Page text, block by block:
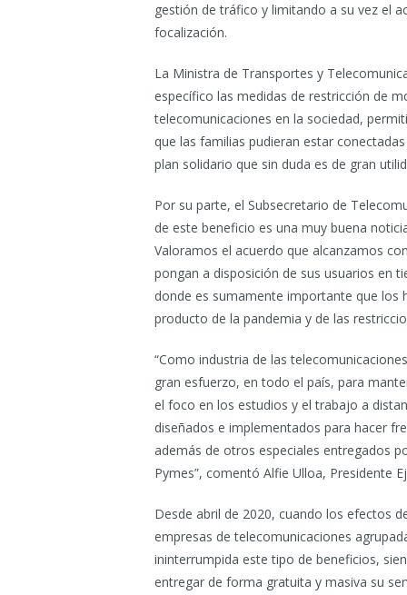
gestión de tráfico y limitando a su vez el
focalización.
La Ministra de Transportes y
específico las medidas de restricción de
telecomunicaciones en la sociedad,
que las familias pudieran estar
plan solidario que sin duda es de gran
Por su parte, el Subsecretario de
de este beneficio es una muy buena
Valoramos el acuerdo que alcanzamos
pongan a disposición de sus usuarios en
donde es sumamente importante que los
producto de la pandemia y de las
“Como industria de las
gran esfuerzo, en todo el país, para
el foco en los estudios y el trabajo a
diseñados e implementados para hacer
además de otros especiales entregados
Pymes”, comentó Alfie Ulloa, Presidente
Desde abril de 2020, cuando los efectos
empresas de telecomunicaciones
ininterrumpida este tipo de beneficios,
entregar de forma gratuita y masiva su